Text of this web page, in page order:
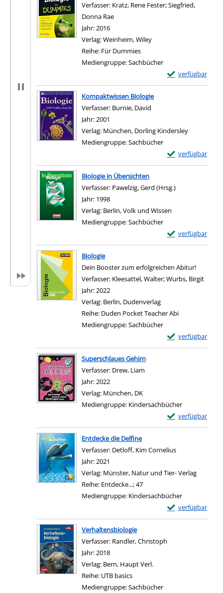
Verfasser: Kratz, Rene Fester;Siegfried,
Donna Rae
Jahr:2016
Verlag:Weinheim, Wiley
Reihe: Für Dummies
Mediengruppe:Sachbücher
verfügbar
Exemplar-Details
Zum Download
Kompaktwissen Biologie
Verfasser: Burnie, David
Jahr:2001
Verlag: München, Dorling Kindersley
Mediengruppe:Sachbücher
verfügbar
Exemplar-Details
Zum Download
Biologie in Übersichten
Verfasser: Pawelzig, Gerd (Hrsg.)
Jahr: 1998
Verlag: Berlin, Volk und Wissen
Mediengruppe:Sachbücher
verfügbar
Exemplar-Details
Zum Download
Biologie
Dein Booster zum erfolgreichen Abitur!
Verfasser: Kleesattel, Walter;Wurbs, Birgit
Jahr:2022
Verlag: Berlin, Dudenverlag
Reihe: Duden Pocket Teacher Abi
Mediengruppe:Sachbücher
verfügbar
Exemplar-Details
Zum Download
Superschlaues Gehirn
Verfasser: Drew, Liam
Jahr:2022
Verlag: München, DK
Mediengruppe: Kindersachbücher
verfügbar
Exemplar-Details
Zum Download
Entdecke die Delfine
Verfasser: Detloff, Kim Cornelius
Jahr:2021
Verlag: Münster, Natur und Tier- Verlag
Reihe: Entdecke...; 47
Mediengruppe: Kindersachbücher
verfügbar
Exemplar-Details
Zum Download
Verhaltensbiologie
Verfasser: Randler, Christoph
Jahr:2018
Verlag: Bern, Haupt Verl.
Reihe: UTB basics
Mediengruppe:Sachbücher